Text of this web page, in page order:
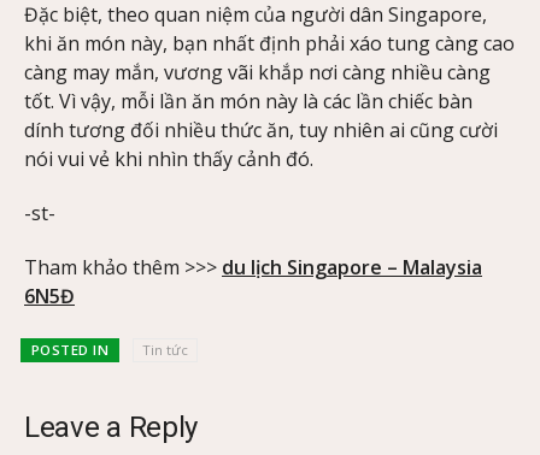
Đặc biệt, theo quan niệm của người dân Singapore,
khi ăn món này, bạn nhất định phải xáo tung càng cao
càng may mắn, vương vãi khắp nơi càng nhiều càng
tốt. Vì vậy, mỗi lần ăn món này là các lần chiếc bàn
dính tương đối nhiều thức ăn, tuy nhiên ai cũng cười
nói vui vẻ khi nhìn thấy cảnh đó.
-st-
Tham khảo thêm >>> du lịch Singapore – Malaysia
6N5Đ
POSTED IN Tin tức
Leave a Reply